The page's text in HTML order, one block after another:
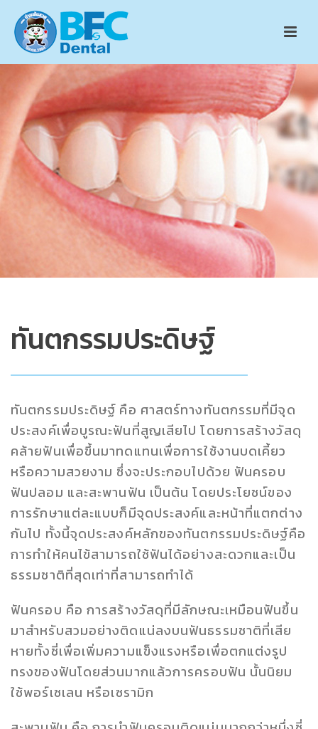
ทันตกรรมประดิษฐ์
ทันตกรรมประดิษฐ์ คือ ศาสตร์ทางทันตกรรมที่มีจุด
ประสงค์เพื่อบูรณะฟันที่สูญเสียไป โดยการสร้างวัสดุ
คล้ายฟันเพื่อขึ้นมาทดแทนเพื่อการใช้งานบดเคี้ยว
หรือความสวยงาม ซึ่งจะประกอบไปด้วย ฟันครอบ
ฟันปลอม และสะพานฟัน เป็นต้น โดยประโยชน์ของ
การรักษาแต่ละแบบก็มีจุดประสงค์และหน้าที่แตกต่าง
กันไป ทั้งนี้จุดประสงค์หลักของทันตกรรมประดิษฐ์คือ
การทำให้คนไข้สามารถใช้ฟันได้อย่างสะดวกและเป็น
ธรรมชาติที่สุดเท่าที่สามารถทำได้
ฟันครอบ คือ การสร้างวัสดุที่มีลักษณะเหมือนฟันขึ้น
มาสำหรับสวมอย่างติดแน่ลงบนฟันธรรมชาติที่เสีย
หายทั้งซี่เพื่อเพิ่มความแข็งแรงหรือเพื่อตกแต่งรูป
ทรงของฟันโดยส่วนมากแล้วการครอบฟัน นั้นนิยม
ใช้พอร์เซเลน หรือเซรามิก